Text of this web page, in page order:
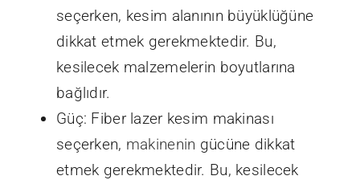
seçerken, kesim alanının büyüklüğüne
dikkat etmek gerekmektedir. Bu,
kesilecek malzemelerin boyutlarına
bağlıdır.
Güç: Fiber lazer kesim makinası
seçerken, makinenin gücüne dikkat
etmek gerekmektedir. Bu, kesilecek